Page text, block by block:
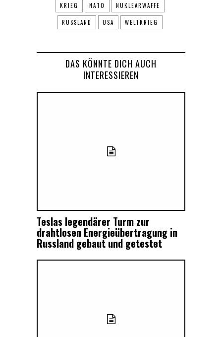
KRIEG NATO NUKLEARWAFFE
RUSSLAND USA WELTKRIEG
DAS KÖNNTE DICH AUCH
INTERESSIEREN
Teslas legendärer Turm zur
drahtlosen Energieübertragung in
Russland gebaut und getestet